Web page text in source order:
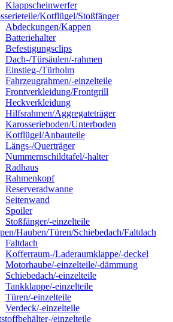
Klappscheinwerfer
Kotflügel/Stoßfänger
Abdeckungen/Kappen
Batteriehalter
Befestigungsclips
Dach-/Türsäulen/-rahmen
Einstieg-/Türholm
Fahrzeugrahmen/-einzelteile
Frontverkleidung/Frontgrill
Heckverkleidung
Hilfsrahmen/Aggregateträger
Karosserieboden/Unterboden
Kotflügel/Anbauteile
Längs-/Querträger
Nummernschildtafel/-halter
Radhaus
Rahmenkopf
Reserveradwanne
Seitenwand
Spoiler
Stoßfänger/-einzelteile
Hauben/Türen/Schiebedach/Faltdach
Faltdach
Kofferraum-/Laderaumklappe/-deckel
Motorhaube/-einzelteile/-dämmung
Schiebedach/-einzelteile
Tankklappe/-einzelteile
Türen/-einzelteile
Verdeck/-einzelteile
einzelteile